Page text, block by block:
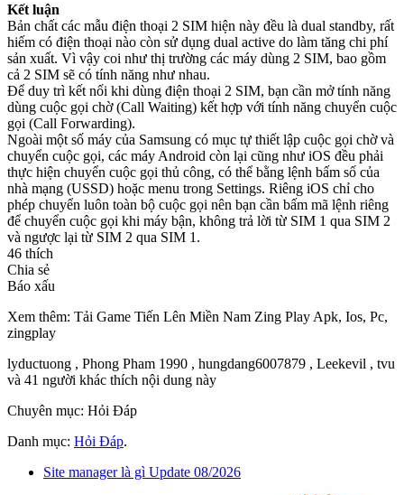
Kết luận
Bản chất các mẫu điện thoại 2 SIM hiện này đều là dual standby, rất
hiếm có điện thoại nào còn sử dụng dual active do làm tăng chi phí
sản xuất. Vì vậy coi như thị trường các máy dùng 2 SIM, bao gồm
cả 2 SIM sẽ có tính năng như nhau.
Để duy trì kết nối khi dùng điện thoại 2 SIM, bạn cần mở tính năng
dùng cuộc gọi chờ (Call Waiting) kết hợp với tính năng chuyển cuộc
gọi (Call Forwarding).
Ngoài một số máy của Samsung có mục tự thiết lập cuộc gọi chờ và
chuyển cuộc gọi, các máy Android còn lại cũng như iOS đều phải
thực hiện chuyển cuộc gọi thủ công, có thể bằng lệnh bấm số của
nhà mạng (USSD) hoặc menu trong Settings. Riêng iOS chỉ cho
phép chuyển luôn toàn bộ cuộc gọi nên bạn cần bấm mã lệnh riêng
để chuyển cuộc gọi khi máy bận, không trả lời từ SIM 1 qua SIM 2
và ngược lại từ SIM 2 qua SIM 1.
46 thích
Chia sẻ
Báo xấu
Xem thêm: Tải Game Tiến Lên Miền Nam Zing Play Apk, Ios, Pc,
‎zingplay
lyductuong , Phong Pham 1990 , hungdang6007879 , Leekevil , tvu
và 41 người khác thích nội dung này
Chuyên mục: Hỏi Đáp
Danh mục: Hỏi Đáp.
Site manager là gì Update 08/2026